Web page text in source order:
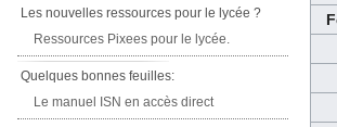
Les nouvelles ressources pour le lycée ?
Ressources Pixees pour le lycée.
Quelques bonnes feuilles:
Le manuel ISN en accès direct